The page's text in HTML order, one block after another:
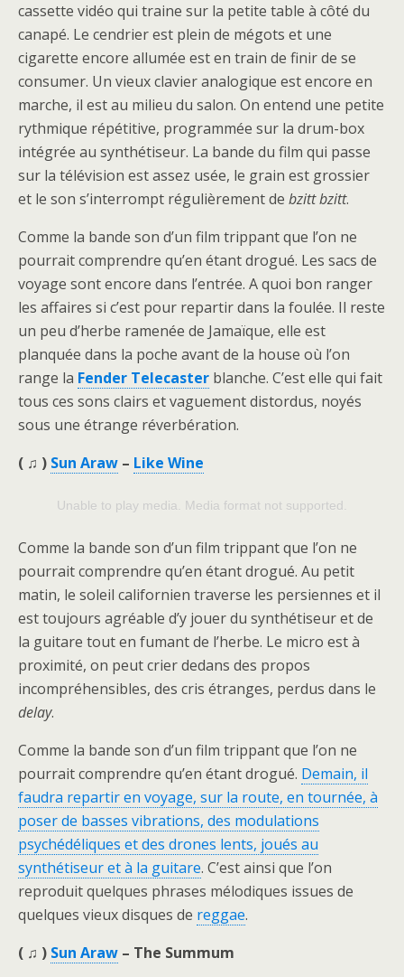
cassette vidéo qui traine sur la petite table à côté du
canapé. Le cendrier est plein de mégots et une
cigarette encore allumée est en train de finir de se
consumer. Un vieux clavier analogique est encore en
marche, il est au milieu du salon. On entend une petite
rythmique répétitive, programmée sur la drum-box
intégrée au synthétiseur. La bande du film qui passe
sur la télévision est assez usée, le grain est grossier
et le son s’interrompt régulièrement de bzitt bzitt.
Comme la bande son d’un film trippant que l’on ne
pourrait comprendre qu’en étant drogué. Les sacs de
voyage sont encore dans l’entrée. A quoi bon ranger
les affaires si c’est pour repartir dans la foulée. Il reste
un peu d’herbe ramenée de Jamaïque, elle est
planquée dans la poche avant de la house où l’on
range la Fender Telecaster blanche. C’est elle qui fait
tous ces sons clairs et vaguement distordus, noyés
sous une étrange réverbération.
( ♫ ) Sun Araw – Like Wine
Unable to play media. Media format not supported.
Comme la bande son d’un film trippant que l’on ne
pourrait comprendre qu’en étant drogué. Au petit
matin, le soleil californien traverse les persiennes et il
est toujours agréable d’y jouer du synthétiseur et de
la guitare tout en fumant de l’herbe. Le micro est à
proximité, on peut crier dedans des propos
incompréhensibles, des cris étranges, perdus dans le
delay.
Comme la bande son d’un film trippant que l’on ne
pourrait comprendre qu’en étant drogué. Demain, il
faudra repartir en voyage, sur la route, en tournée, à
poser de basses vibrations, des modulations
psychédéliques et des drones lents, joués au
synthétiseur et à la guitare. C’est ainsi que l’on
reproduit quelques phrases mélodiques issues de
quelques vieux disques de reggae.
( ♫ ) Sun Araw – The Summum